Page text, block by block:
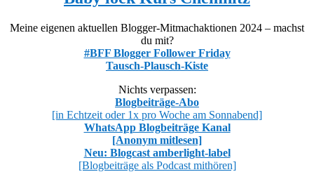
Meine eigenen aktuellen Blogger-Mitmachaktionen 2024 – machst
du mit?
#BFF Blogger Follower Friday
Tausch-Plausch-Kiste
Nichts verpassen:
Blogbeiträge-Abo
[in Echtzeit oder 1x pro Woche am Sonnabend]
WhatsApp Blogbeiträge Kanal
[Anonym mitlesen]
Neu: Blogcast amberlight-label
[Blogbeiträge als Podcast mithören]